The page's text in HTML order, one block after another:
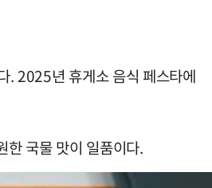
. 2025년 휴게소 음식 페스타에
한 국물 맛이 일품이다.